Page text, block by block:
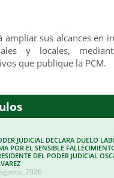
ampliar sus alcances en
y locales,
que publique la PCM.
JUDICIAL DECLARA DUELO
POR EL SENSIBLE
DEL PODER JUDICIAL
2026